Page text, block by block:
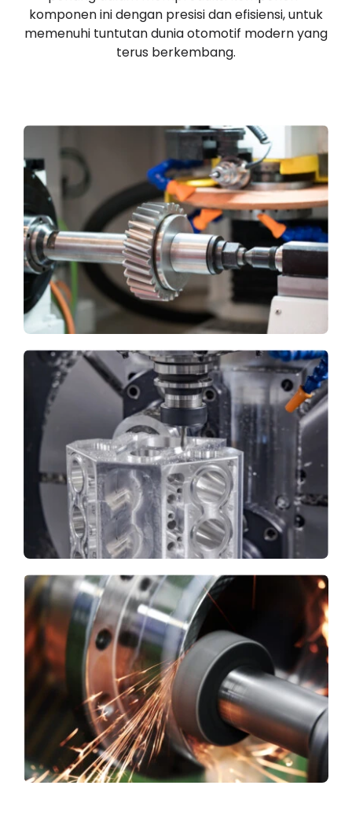
komponen ini dengan presisi dan efisiensi, untuk
memenuhi tuntutan dunia otomotif modern yang
terus berkembang.